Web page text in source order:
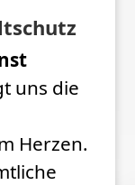
uns die
Herzen.